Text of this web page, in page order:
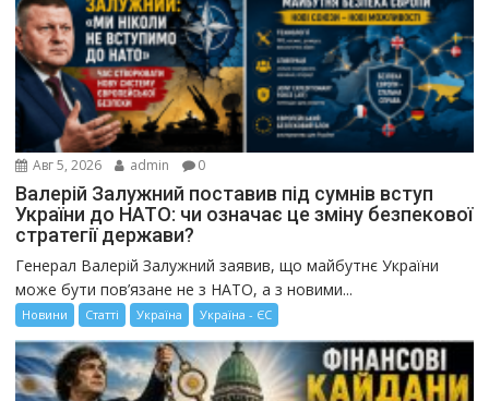
Авг 5, 2026 admin 0
Валерій Залужний поставив під сумнів вступ
України до НАТО: чи означає це зміну безпекової
стратегії держави?
Генерал Валерій Залужний заявив, що майбутнє України
може бути пов’язане не з НАТО, а з новими...
Новини Статті Україна Україна - ЄС